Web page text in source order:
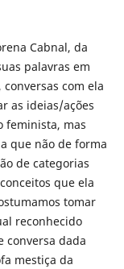
Cabnal, da
palavras em
com ela
as ideias/ações
feminista, mas
que não de forma
de categorias
que ela
tomar
reconhecido
conversa dada
mestiça da